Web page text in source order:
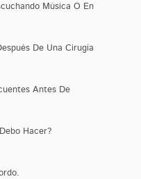
Música O En
De Una Cirugía
Antes De
Hacer?